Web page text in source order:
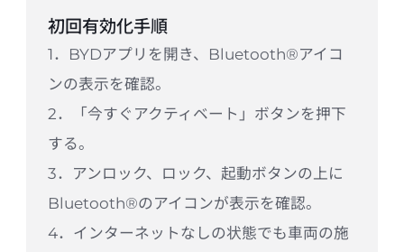
初回有効化手順
1．BYDアプリを開き、Bluetooth®アイコ
ンの表示を確認。
2．「今すぐアクティベート」ボタンを押下
する。
3．アンロック、ロック、起動ボタンの上に
Bluetooth®のアイコンが表示を確認。
4．インターネットなしの状態でも車両の施